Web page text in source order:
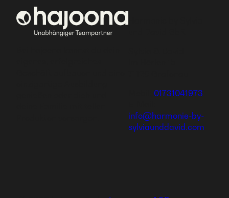
01731041973
info@harmonie-by-
sylviaunddavid.com